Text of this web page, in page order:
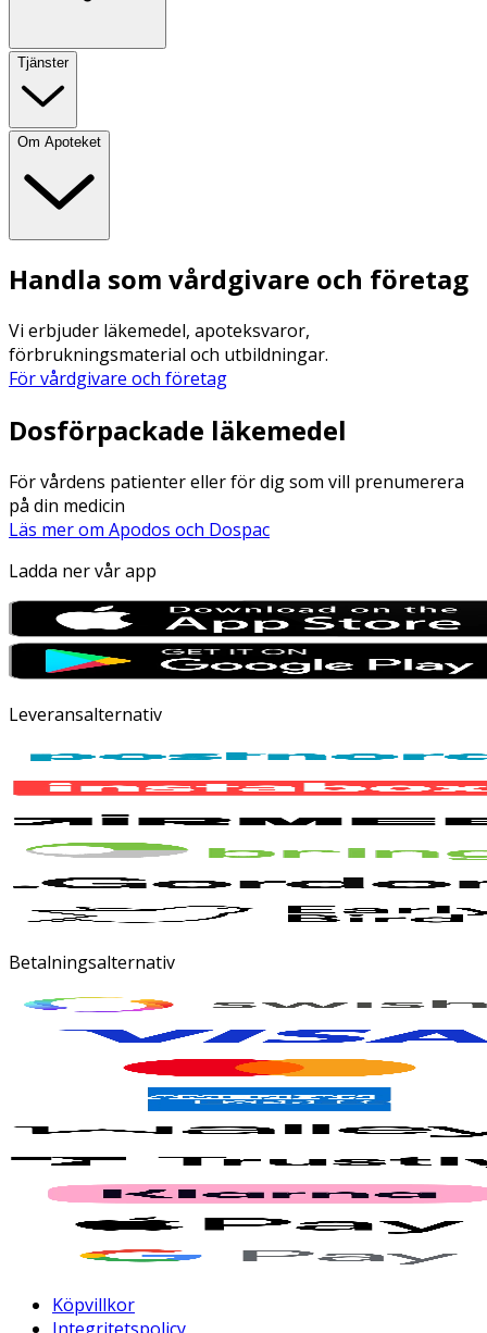
Tjänster
Om Apoteket
Handla som vårdgivare och företag
Vi erbjuder läkemedel, apoteksvaror,
förbrukningsmaterial och utbildningar.
För vårdgivare och företag
Dosförpackade läkemedel
För vårdens patienter eller för dig som vill prenumerera
på din medicin
Läs mer om Apodos och Dospac
Ladda ner vår app
Leveransalternativ
Betalningsalternativ
Köpvillkor